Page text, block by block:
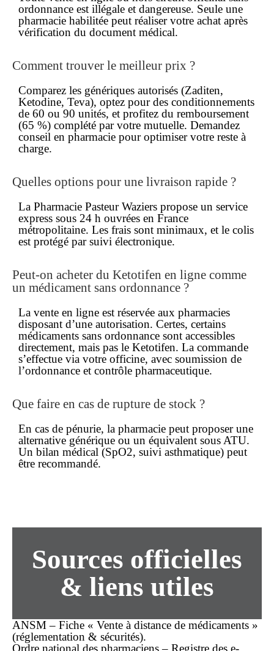
ordonnance est illégale et dangereuse. Seule une
pharmacie habilitée peut réaliser votre achat après
vérification du document médical.
Comment trouver le meilleur prix ?
Comparez les génériques autorisés (Zaditen,
Ketodine, Teva), optez pour des conditionnements
de 60 ou 90 unités, et profitez du remboursement
(65 %) complété par votre mutuelle. Demandez
conseil en pharmacie pour optimiser votre reste à
charge.
Quelles options pour une livraison rapide ?
La Pharmacie Pasteur Waziers propose un service
express sous 24 h ouvrées en France
métropolitaine. Les frais sont minimaux, et le colis
est protégé par suivi électronique.
Peut-on acheter du Ketotifen en ligne comme
un médicament sans ordonnance ?
La vente en ligne est réservée aux pharmacies
disposant d’une autorisation. Certes, certains
médicaments sans ordonnance sont accessibles
directement, mais pas le Ketotifen. La commande
s’effectue via votre officine, avec soumission de
l’ordonnance et contrôle pharmaceutique.
Que faire en cas de rupture de stock ?
En cas de pénurie, la pharmacie peut proposer une
alternative générique ou un équivalent sous ATU.
Un bilan médical (SpO2, suivi asthmatique) peut
être recommandé.
Sources officielles
& liens utiles
ANSM – Fiche « Vente à distance de médicaments »
(réglementation & sécurités).
Ordre national des pharmaciens – Registre des e-